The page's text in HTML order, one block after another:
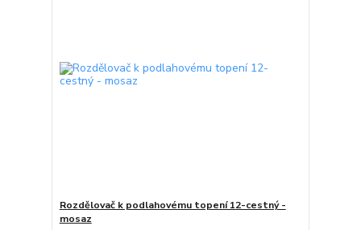
Rozdělovač k podlahovému topení 12-cestný -
mosaz